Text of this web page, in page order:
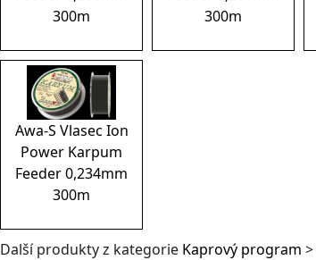
300m
300m
Awa-S Vlasec Ion
Power Karpum
Feeder 0,234mm
300m
Další produkty z kategorie Kaprový program >